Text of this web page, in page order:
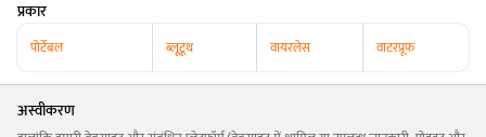
प्रकार
पोर्टेबल ब्लूटूथ वायरलेस वाटरप्रूफ
अस्वीकरण